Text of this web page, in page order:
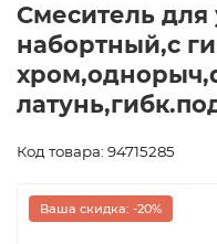
Смеситель
набортный,с
Код товара: 94715285
Ваша скидка: -20%